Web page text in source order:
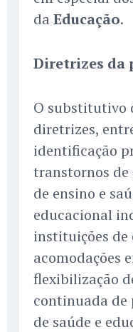
da Educação.
Diretrizes da
O substitutivo
diretrizes,
identificação
transtornos de
de ensino e
educacional
instituições de
acomodações
flexibilização
continuada de
de saúde e